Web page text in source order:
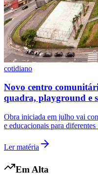
Flamengo
cotidiano
Novo centro
quadra, playground e
Obra iniciada em julho vai
e educacionais para diferentes
Ler matéria
Em Alta